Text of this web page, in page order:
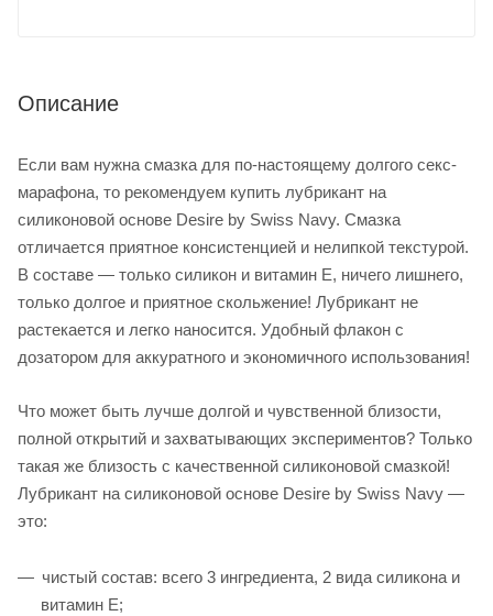
Описание
Если вам нужна смазка для по-настоящему долгого секс-
марафона, то рекомендуем купить лубрикант на
силиконовой основе Desire by Swiss Navy. Смазка
отличается приятное консистенцией и нелипкой текстурой.
В составе — только силикон и витамин Е, ничего лишнего,
только долгое и приятное скольжение! Лубрикант не
растекается и легко наносится. Удобный флакон с
дозатором для аккуратного и экономичного использования!
Что может быть лучше долгой и чувственной близости,
полной открытий и захватывающих экспериментов? Только
такая же близость с качественной силиконовой смазкой!
Лубрикант на силиконовой основе Desire by Swiss Navy —
это:
чистый состав: всего 3 ингредиента, 2 вида силикона и
витамин Е;